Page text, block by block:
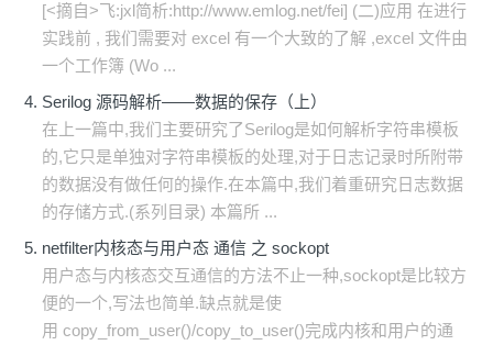
[<摘自>飞:jxl简析:http://www.emlog.net/fei] (二)应用 在进行
实践前 , 我们需要对 excel 有一个大致的了解 ,excel 文件由
一个工作簿 (Wo ...
Serilog 源码解析——数据的保存（上）
在上一篇中,我们主要研究了Serilog是如何解析字符串模板
的,它只是单独对字符串模板的处理,对于日志记录时所附带
的数据没有做任何的操作.在本篇中,我们着重研究日志数据
的存储方式.(系列目录) 本篇所 ...
netfilter内核态与用户态 通信 之 sockopt
用户态与内核态交互通信的方法不止一种,sockopt是比较方
便的一个,写法也简单.缺点就是使
用 copy_from_user()/copy_to_user()完成内核和用户的通